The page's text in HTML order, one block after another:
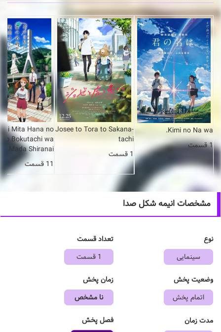
Kimi no Na wa.
1 قسمت
Josee to Tora to Sakana-
tachi
1 قسمت
Hi Mita Hana no
Bokutachi wa
Mada Shiranai.
11 قسمت
مشخصات انیمه شکل صدا
نوع
سینمایی
تعداد قسمت
1 قسمت
وضعیت پخش
اتمام پخش
زمان پخش
نا مشخص
مدت زمان
فصل پخش